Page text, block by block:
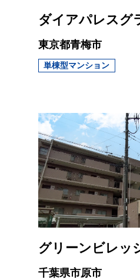
ダイアパレスグ
東京都青梅市
単棟型マンション
グリーンビレッ
千葉県市原市